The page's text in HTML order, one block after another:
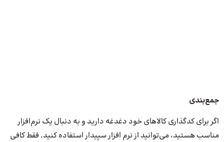
جمع‌بندی
اگر برای کدگذاری کالاهای خود دغدغه دارید و به دنبال یک نرم‌افزار
مناسب هستید، می‌توانید از نرم افزار سپیدار استفاده کنید. فقط کافی